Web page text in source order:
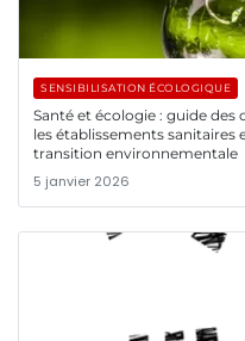
SENSIBILISATION ÉCOLOGIQUE
Santé et écologie : guide
les établissements sanitaires
transition environnementale
5 janvier 2026